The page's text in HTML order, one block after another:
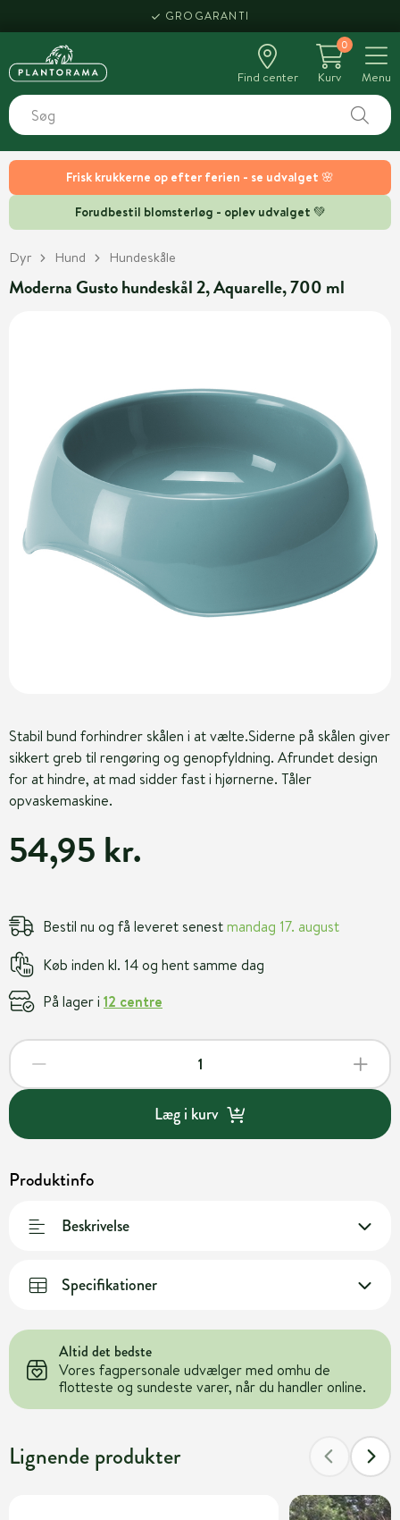
Frisk krukkerne op efter ferien - se udvalget 🌸
Forudbestil blomsterløg - oplev udvalget 💚
GROGARANTI
Find center
0
Kurv
Menu
Dyr Hund Hundeskåle
Moderna Gusto hundeskål 2, Aquarelle, 700 ml
Stabil bund forhindrer skålen i at vælte.Siderne på skålen giver
sikkert greb til rengøring og genopfyldning. Afrundet design
for at hindre, at mad sidder fast i hjørnerne. Tåler
opvaskemaskine.
54,95 kr.
Bestil nu og få leveret senestmandag 17. august
Køb inden kl. 14 og hent samme dag
På lager i 12 centre
Læg i kurv
Produktinfo
Beskrivelse
Specifikationer
Altid det bedste
Vores fagpersonale udvælger med omhu de
flotteste og sundeste varer, når du handler online.
Lignende produkter